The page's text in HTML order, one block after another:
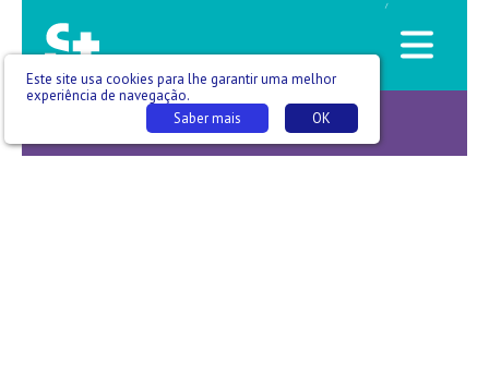
/
Este site usa cookies para lhe garantir uma melhor
experiência de navegação.
OK
Saber mais